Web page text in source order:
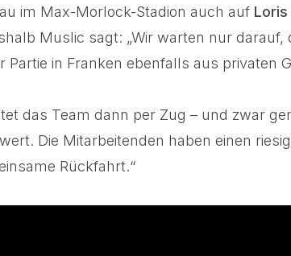
im Max-Morlock-Stadion auch auf Loris
Muslic sagt: „Wir warten nur
Partie in Franken ebenfalls aus
das Team dann per Zug – und zwar
Die Mitarbeitenden haben einen
Rückfahrt.“